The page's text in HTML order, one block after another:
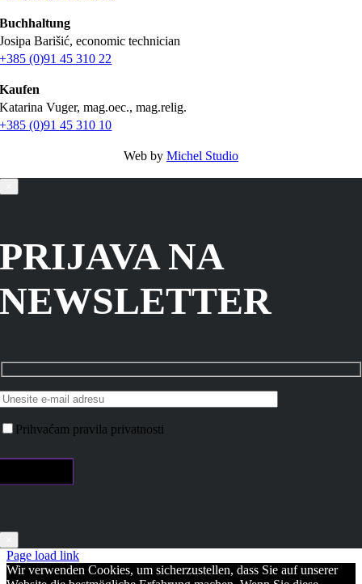
Buchhaltung
Josipa Barišić, economic technician
+385 (0)91 45 310 22
Kaufen
Katarina Vuger, mag.oec., mag.relig.
+385 (0)91 45 310 10
Web by Michel Studio
PRIJAVA NA
NEWSLETTER
Prihvaćam pravila privatnosti
Page load link
Wir verwenden Cookies, um sicherzustellen, dass Sie auf unserer